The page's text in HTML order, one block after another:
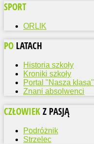
SPORT
ORLIK
PO LATACH
Historia szkoły
Kroniki szkoły
Portal "Nasza klasa"
Znani absolwenci
CZŁOWIEK Z PASJĄ
Podróżnik
Strzelec